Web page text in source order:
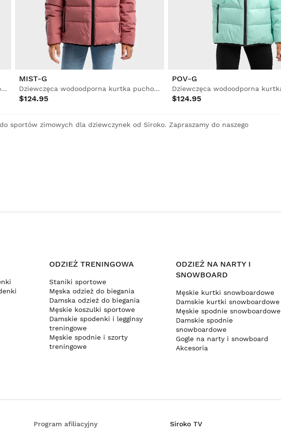
Dziewczęca wodoodporna kurtka puchowa
MIST-G
Dziewczęca wodoodporna kurtka puchowa
$124.95
POV-G
$124.95
sportów zimowych dla dziewczynek od Siroko. Zapraszamy do naszego
ODZIEŻ TRENINGOWA
Staniki sportowe
Męska odzież do biegania
Damska odzież do biegania
Męskie koszulki sportowe
Damskie spodenki i legginsy
treningowe
Męskie spodnie i szorty
treningowe
ODZIEŻ NA NARTY I
SNOWBOARD
Męskie kurtki snowboardowe
Damskie kurtki snowboardowe
Męskie spodnie snowboardowe
Damskie spodnie
snowboardowe
Gogle na narty i snowboard
Akcesoria
Program afiliacyjny Siroko TV